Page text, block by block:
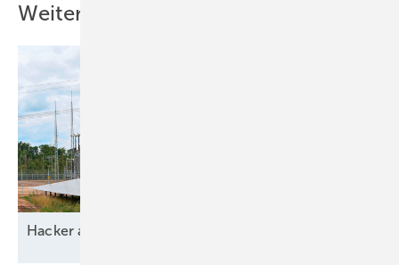
Weitere Inhalte
Ha ckeraussp erren